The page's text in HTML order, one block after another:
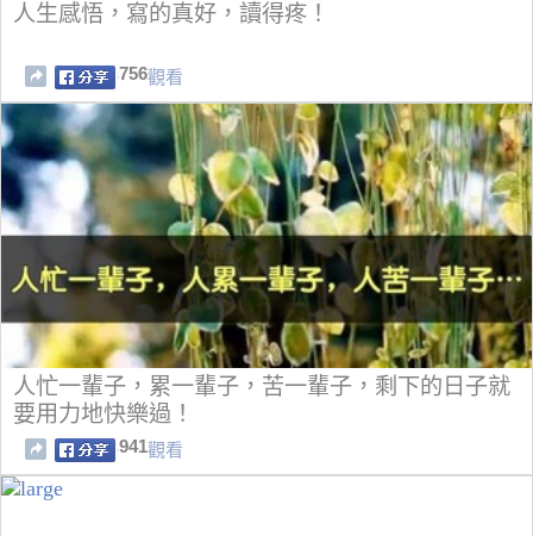
人生感悟，寫的真好，讀得疼！
756觀看
人忙一輩子，累一輩子，苦一輩子，剩下的日子就
要用力地快樂過！
941觀看